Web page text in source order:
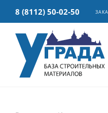
8 (8112) 50-02-50